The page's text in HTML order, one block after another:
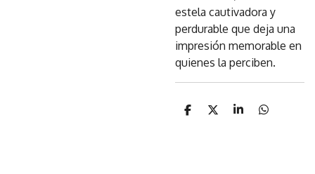
estela cautivadora y
perdurable que deja una
impresión memorable en
quienes la perciben.
C
C
C
C